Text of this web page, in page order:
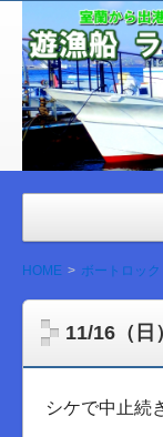
室
蘭
遊漁
船
ラブ
ーン
HOME ボートロック
11/16（日
シケで中止続